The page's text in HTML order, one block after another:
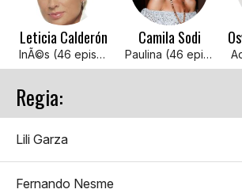
Leticia Calderón
InÃ©s (46 episodes, 2015)
Camila Sodi
Paulina (46 episodes, 2015)
Regia:
Lili Garza
Fernando Nesme